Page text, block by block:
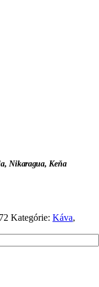
Nikaragua, Keňa
Kategórie: Káva,